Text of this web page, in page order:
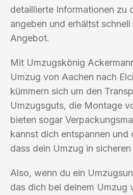
detaillierte Informationen zu
angeben und erhältst
Angebot.
Mit Umzugskönig
Umzug von Aachen nach
kümmern sich um den
Umzugsguts, die Montage
bieten sogar
kannst dich entspannen und
dass dein Umzug in
Also, wenn du ein
das dich bei deinem Umzug